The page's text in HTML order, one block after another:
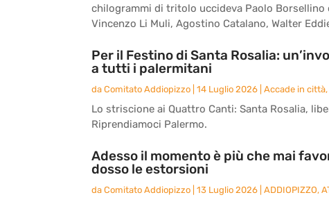
chilogrammi di tritolo uccideva Paolo Borsellino
Vincenzo Li Muli, Agostino Catalano, Walter
Per il Festino di Santa Rosalia:
a tutti i palermitani
da Comitato Addiopizzo 14 Luglio 2026 Accade in città,
Lo striscione ai Quattro Canti: Santa Rosalia,
Riprendiamoci Palermo.
Adesso il momento è più che mai
dosso le estorsioni
da Comitato Addiopizzo 13 Luglio 2026 ADDIOPIZZO,